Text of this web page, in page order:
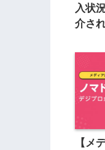
入状
介さ
【メ